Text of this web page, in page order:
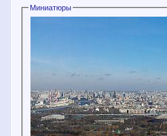
Миниатюры